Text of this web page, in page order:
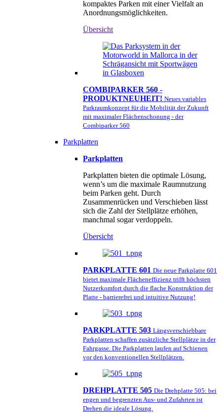
kompaktes Parken mit einer Vielfalt an
Anordnungsmöglichkeiten.
Übersicht
COMBIPARKER 560 -
PRODUKTNEUHEIT! Neues variables
Parkraumkonzept für die Mobilität der Zukunft
mit maximaler Flächenschonung - der
Combiparker 560
Parkplatten
Parkplatten
Parkplatten bieten die optimale Lösung,
wenn’s um die maximale Raumnutzung
beim Parken geht. Durch
Zusammenrücken und Verschieben lässt
sich die Zahl der Stellplätze erhöhen,
manchmal sogar verdoppeln.
Übersicht
PARKPLATTE 601 Die neue Parkplatte 601
bietet maximale Flächeneffizienz trifft höchsten
Nutzerkomfort durch die flache Konstruktion der
Platte - barrierefrei und intuitive Nutzung!
PARKPLATTE 503 Längsverschiebbare
Parkplatten schaffen zusätzliche Stellplätze in der
Fahrgasse. Die Parkplatten laufen auf Schienen
vor den konventionellen Stellplätzen.
DREHPLATTE 505 Die Drehplatte 505: bei
engen und begrenzten Aus- und Zufahrten ist
Drehen die ideale Lösung.